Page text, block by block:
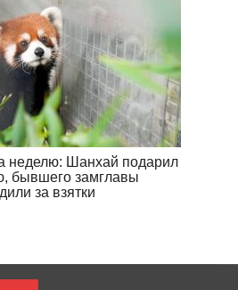
неделю: Шанхай подарил
бывшего замглавы
за взятки